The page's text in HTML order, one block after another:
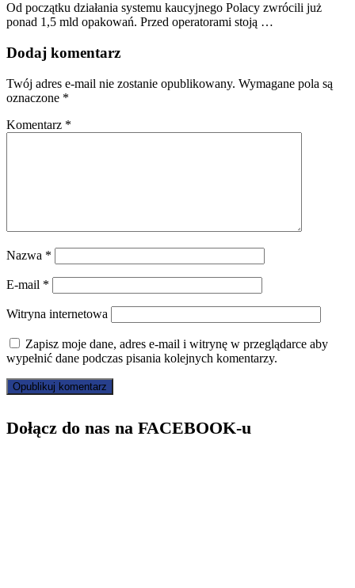
Od początku działania systemu kaucyjnego Polacy zwrócili już
ponad 1,5 mld opakowań. Przed operatorami stoją …
Dodaj komentarz
Twój adres e-mail nie zostanie opublikowany. Wymagane pola są
oznaczone *
Komentarz *
Nazwa *
E-mail *
Witryna internetowa
Zapisz moje dane, adres e-mail i witrynę w przeglądarce aby
wypełnić dane podczas pisania kolejnych komentarzy.
Dołącz do nas na FACEBOOK-u